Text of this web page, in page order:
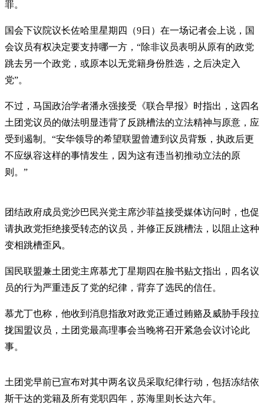
罪。
国会下议院议长佐哈里星期四（9日）在一场记者会上说，国
会议员有权决定要支持哪一方，“除非议员表明从原有的政党
跳去另一个政党，或原本以无党籍身份胜选，之后决定入
党”。
不过，马国政治学者潘永强接受《联合早报》时指出，这四名
土团党议员的做法明显违背了反跳槽法的立法精神与原意，应
受到遏制。“安华领导的希望联盟曾遭到议员背叛，执政后更
不应纵容这样的事情发生，因为这有违当初推动立法的原
则。”
团结政府成员党沙巴民兴党主席沙菲益接受媒体访问时，也促
请执政党拒绝接受转态的议员，并修正反跳槽法，以阻止这种
变相跳槽歪风。
国民联盟兼土团党主席慕尤丁星期四在脸书贴文指出，四名议
员的行为严重违反了党的纪律，背弃了选民的信任。
慕尤丁也称，他收到消息指敌对政党正通过贿赂及威胁手段拉
拢国盟议员，土团党最高理事会当晚将召开紧急会议讨论此
事。
土团党早前已宣布对其中两名议员采取纪律行动，包括冻结依
斯干达的党籍及所有党职四年，苏海里则长达六年。